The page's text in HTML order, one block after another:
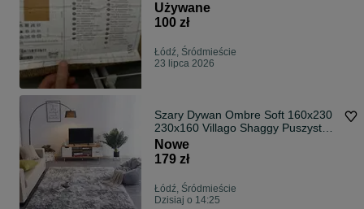
Używane
100 zł
Łódź, Śródmieście
23 lipca 2026
Szary Dywan Ombre Soft 160x230
230x160 Villago Shaggy Puszysty
Pluszowy Do Salonu Sypialni
Pokoju Dziecka NOWY Gruby
3.5cm Antypoślizgowy Silver
Nowe
179 zł
Łódź, Śródmieście
Dzisiaj o 14:25